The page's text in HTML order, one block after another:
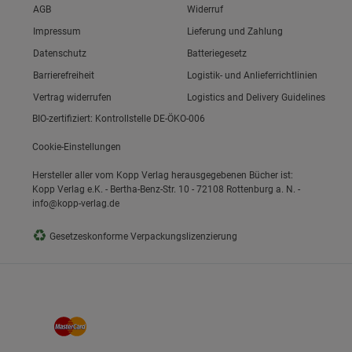
Link zum/zur
AGB
Link zum/zur
Impressum
Link zum/zur
Datenschutz
Link zum/zur
Barrierefreiheit
Vertrag widerrufen
Widerruf
Lieferung und Zahlung
Batteriegesetz
Logistik- und Anlieferrichtlinien
Logistics and Delivery Guidelines
BIO-zertifiziert: Kontrollstelle DE-ÖKO-006
Cookie-Einstellungen
Hersteller aller vom Kopp Verlag herausgegebenen Bücher ist:
Kopp Verlag e.K. - Bertha-Benz-Str. 10 - 72108 Rottenburg a. N. -
info@kopp-verlag.de
♻ Gesetzeskonforme Verpackungslizenzierung
Gruppe